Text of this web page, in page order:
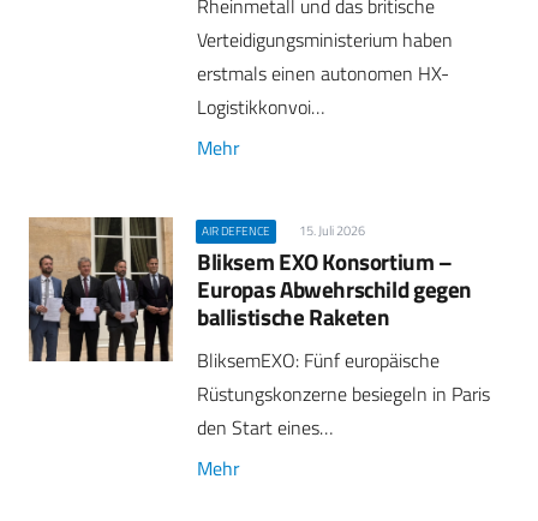
Verteidigungsministerium haben
erstmals einen autonomen HX-
Logistikkonvoi…
Mehr
AIR DEFENCE 15. Juli 2026
Bliksem EXO Konsortium –
Europas Abwehrschild gegen
ballistische Raketen
BliksemEXO: Fünf europäische
Rüstungskonzerne besiegeln in Paris
den Start eines…
Mehr